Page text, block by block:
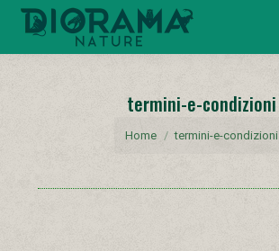
termini-e-condizioni
You are here:
Home termini-e-condizioni